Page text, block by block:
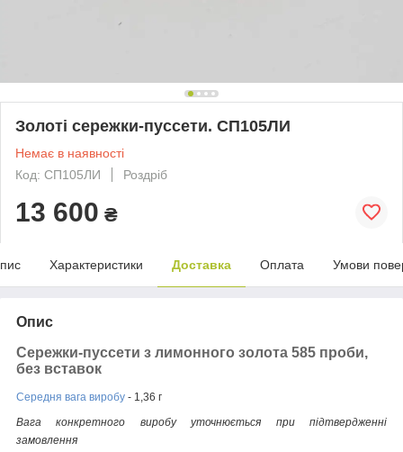
Золоті сережки-пуссети. СП105ЛИ
Немає в наявності
Код: СП105ЛИ
Роздріб
13 600 ₴
Характеристики Доставка Оплата Умови
Опис
Сережки-пуссети з лимонного золота 585 проби,
без вставок
Середня вага виробу - 1,36 г
Вага конкретного виробу уточнюється при підтвердженні
замовлення